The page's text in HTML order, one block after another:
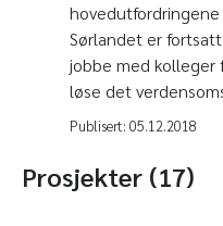
Sørlandet er fortsatt
jobbe med kolleger
løse det
Publisert: 05.12.2018
Prosjekter (17)